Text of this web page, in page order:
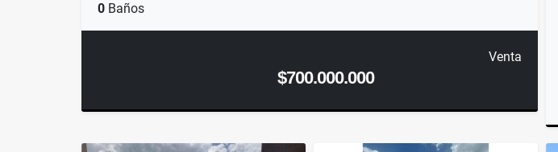
0 Baños
Venta
$700.000.000